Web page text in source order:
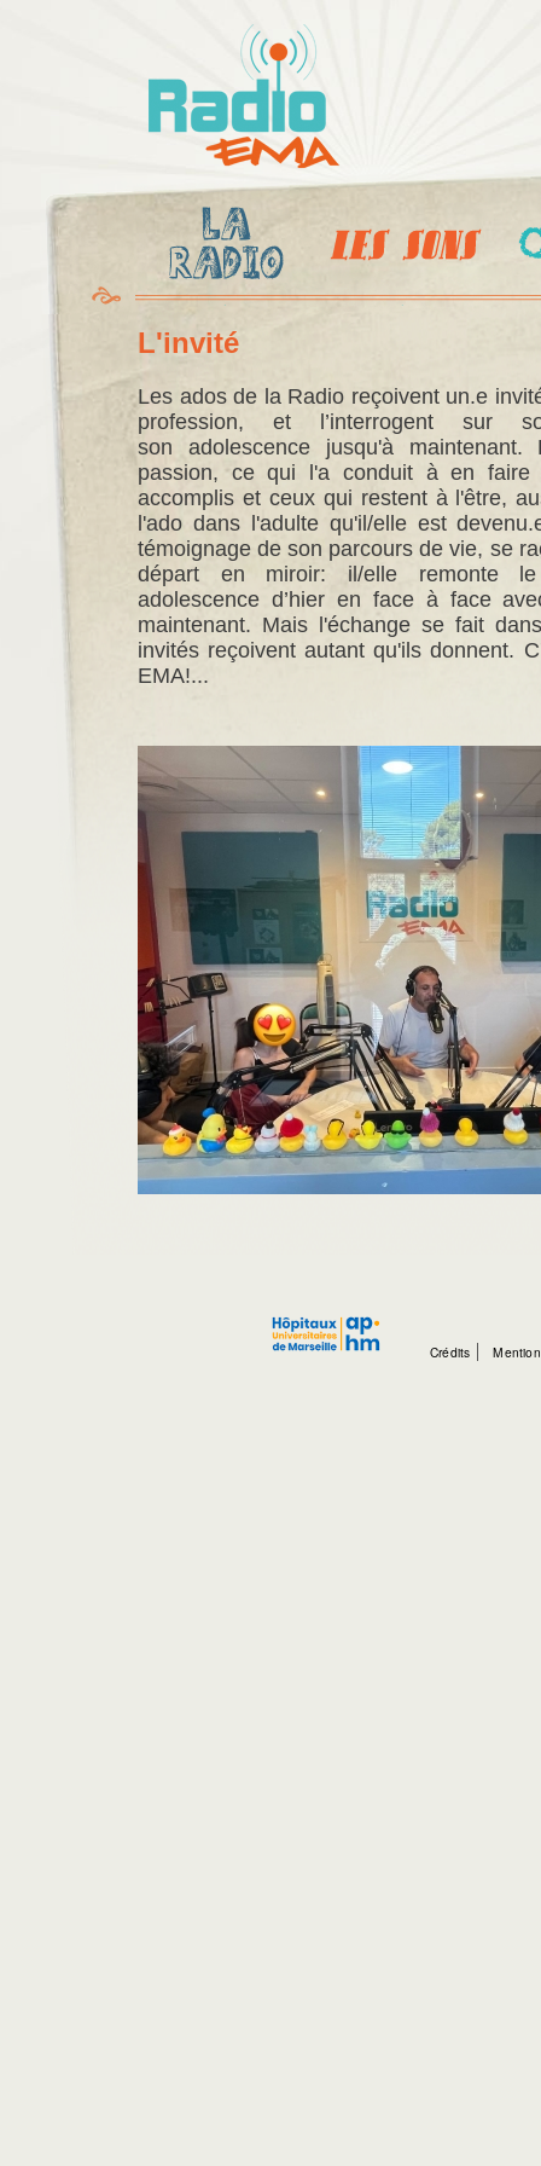
L'invité
Les ados de la Radio reçoivent un.e
profession, et l’interrogent sur
son adolescence jusqu'à
passion, ce qui l'a conduit à en faire
accomplis et ceux qui restent à l'être,
l'ado dans l'adulte qu'il/elle est
témoignage de son parcours de vie, se
départ en miroir: il/elle remonte
adolescence d’hier en face à face
maintenant. Mais l'échange se fait
invités reçoivent autant qu'ils donnent.
EMA!...
Crédits